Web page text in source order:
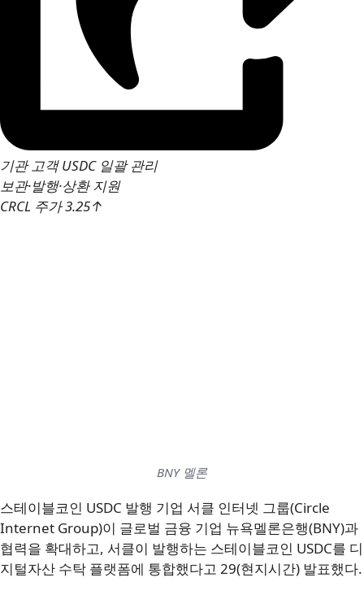
기관 고객 USDC 일괄 관리
보관·발행·상환 지원
CRCL 주가 3.25↑
BNY 멜론
스테이블코인 USDC 발행 기업 서클 인터넷 그룹(Circle
Internet Group)이 글로벌 금융 기업 뉴욕멜론은행(BNY)과
협력을 확대하고, 서클이 발행하는 스테이블코인 USDC를 디
지털자산 수탁 플랫폼에 통합했다고 29(현지시간) 발표했다.